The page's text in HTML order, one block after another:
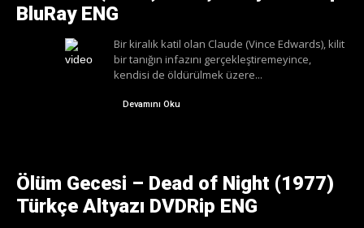
BluRay ENG
Bir kiralık katil olan Claude (Vince Edwards), kilit
bir tanığın infazını gerçekleştiremeyince,
kendisi de öldürülmek üzere...
Devamını Oku
Ölüm Gecesi – Dead of Night (1977)
Türkçe Altyazı DVDRip ENG